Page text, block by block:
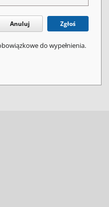
Anuluj Zgłoś
do wypełnienia.